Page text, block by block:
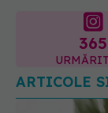
365
ARTICOLE